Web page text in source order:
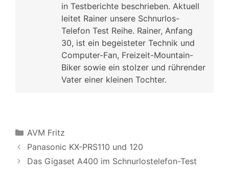
in Testberichte beschrieben. Aktuell
leitet Rainer unsere Schnurlos-
Telefon Test Reihe. Rainer, Anfang
30, ist ein begeisteter Technik und
Computer-Fan, Freizeit-Mountain-
Biker sowie ein stolzer und rührender
Vater einer kleinen Tochter.
Kategorien
AVM Fritz
Panasonic KX-PRS110 und 120
Das Gigaset A400 im Schnurlostelefon-Test